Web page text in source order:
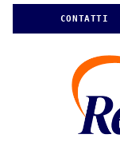
CONTATTI